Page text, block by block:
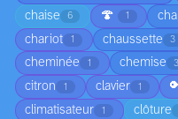
chaise 6 🍄 1
chariot 1 chaussette 3
cheminée 1 chemise 3
citron 1 clavier 1
climatisateur 1 clôture